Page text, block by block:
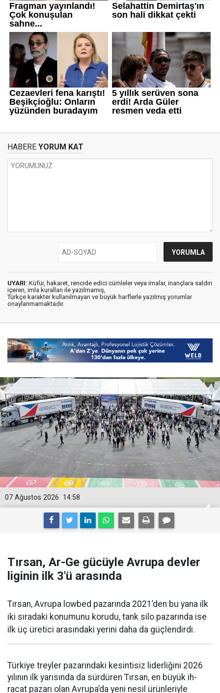
HABERE YORUM KAT
UYARI: Küfür, hakaret, rencide edici cümleler veya imalar, inançlara saldırı
içeren, imla kuralları ile yazılmamış,
Türkçe karakter kullanılmayan ve büyük harflerle yazılmış yorumlar
onaylanmamaktadır.
14:58
07 Ağustos 2026
Tırsan, Ar-Ge gücüyle Avrupa devler
liginin ilk 3'ü arasında
Tırsan, Avrupa lowbed pazarında 2021’den bu yana ilk
iki sıradaki konumunu korudu, tank silo pazarında ise
ilk üç üretici arasındaki yerini daha da güçlen­dirdi.
Türkiye treyler pazarın­daki kesintisiz liderliğini 2026
yılının ilk yarısında da sürdüren Tırsan, en büyük ih­
racat pazarı olan Avrupa’da yeni nesil ürünleriyle